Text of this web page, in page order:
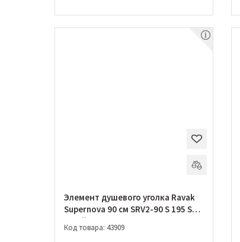
Элемент душевого уголка Ravak
Supernova 90 см SRV2-90 S 195 S
Білий + PEARL
Код товара: 43909